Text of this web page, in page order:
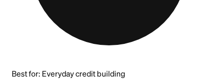
Best for: Everyday credit building